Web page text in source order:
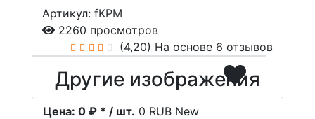
Артикул: fKPM
2260 просмотров
(4,20) На основе 6 отзывов
Другие изображения
Цена: 0 ₽ * / шт. 0 RUB New